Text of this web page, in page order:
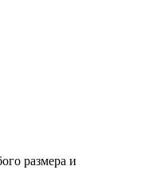
размера и